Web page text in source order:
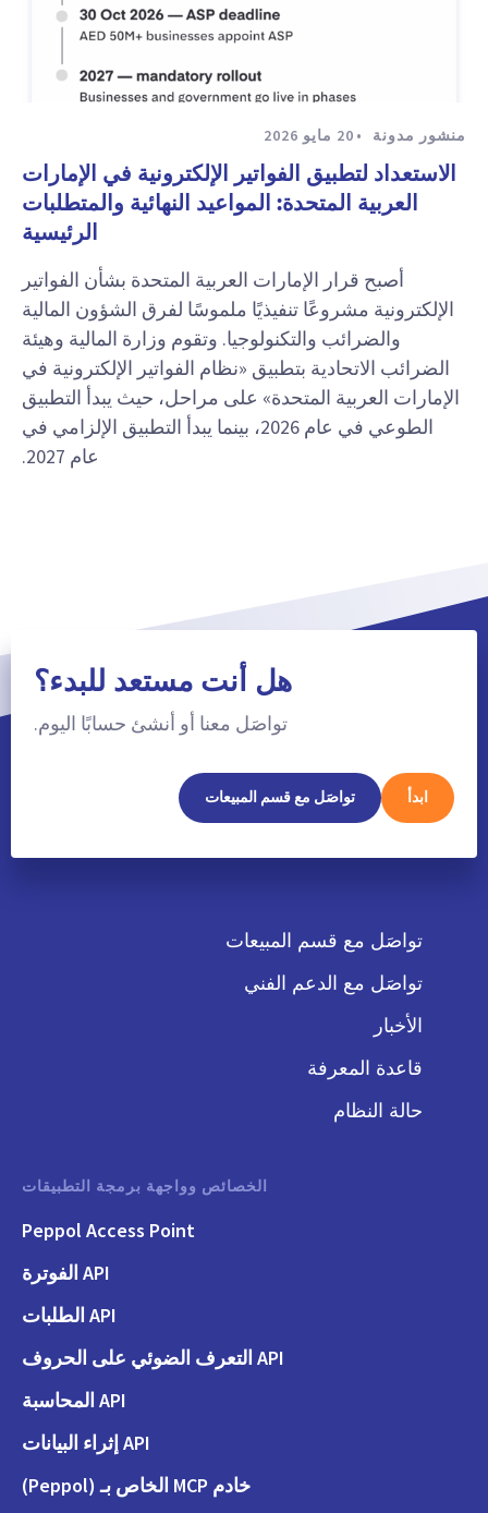
منشور مدونة 20 مايو 2026
الاستعداد لتطبيق الفواتير الإلكترونية في الإمارات
العربية المتحدة: المواعيد النهائية والمتطلبات
الرئيسية
أصبح قرار الإمارات العربية المتحدة بشأن الفواتير
الإلكترونية مشروعًا تنفيذيًا ملموسًا لفرق الشؤون المالية
والضرائب والتكنولوجيا. وتقوم وزارة المالية وهيئة
الضرائب الاتحادية بتطبيق «نظام الفواتير الإلكترونية في
الإمارات العربية المتحدة» على مراحل، حيث يبدأ التطبيق
الطوعي في عام 2026، بينما يبدأ التطبيق الإلزامي في
عام 2027.
هل أنت مستعد للبدء؟
تواصَل معنا أو أنشئ حسابًا اليوم.
ابدأ تواصَل مع قسم المبيعات
تواصَل مع قسم المبيعات
تواصَل مع الدعم الفني
الأخبار
قاعدة المعرفة
حالة النظام
الخصائص وواجهة برمجة التطبيقات
Peppol Access Point
API الفوترة
API الطلبات
API التعرف الضوئي على الحروف
API المحاسبة
API إثراء البيانات
خادم MCP الخاص بـ (Peppol)